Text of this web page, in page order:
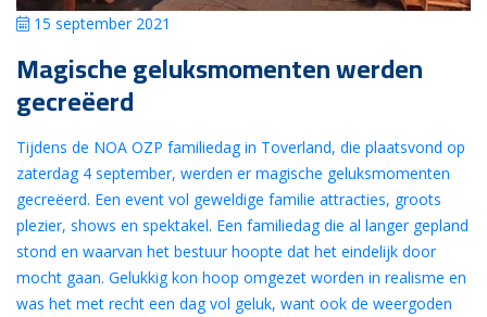
15 september 2021
Magische geluksmomenten werden
gecreëerd
Tijdens de NOA OZP familiedag in Toverland, die plaatsvond op
zaterdag 4 september, werden er magische geluksmomenten
gecreëerd. Een event vol geweldige familie attracties, groots
plezier, shows en spektakel. Een familiedag die al langer gepland
stond en waarvan het bestuur hoopte dat het eindelijk door
mocht gaan. Gelukkig kon hoop omgezet worden in realisme en
was het met recht een dag vol geluk, want ook de weergoden